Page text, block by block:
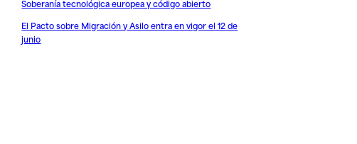
Soberanía tecnológica europea y código abierto
El Pacto sobre Migración y Asilo entra en vigor el 12 de
junio